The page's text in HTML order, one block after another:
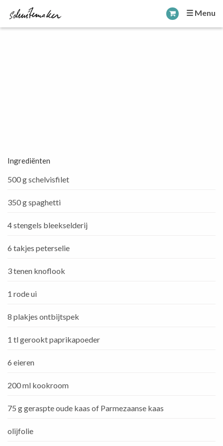
☰ Menu
Ingrediënten
500 g schelvisfilet
350 g spaghetti
4 stengels bleekselderij
6 takjes peterselie
3 tenen knoflook
1 rode ui
8 plakjes ontbijtspek
1 tl gerookt paprikapoeder
6 eieren
200 ml kookroom
75 g geraspte oude kaas of Parmezaanse kaas
olijfolie